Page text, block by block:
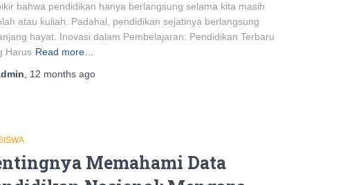
bahwa pendidikan hanya berlangsung selama kita masih
atau kuliah. Padahal, pendidikan sejatinya berlangsung
hayat. Inovasi dalam Pembelajaran: Pendidikan Terbaru
Harus Read more…
12 months ago
Memahami Data